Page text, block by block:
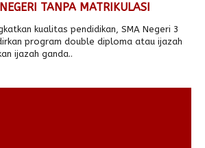
TANPA MATRIKULASI
kualitas pendidikan, SMA Negeri 3
program double diploma atau ijazah
ijazah ganda..